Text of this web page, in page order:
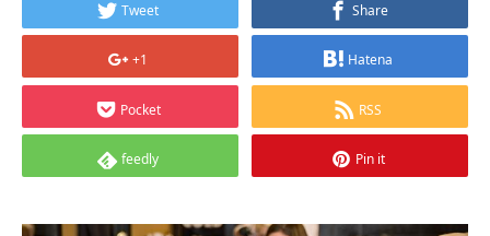
Tweet Share
+1 Hatena
Pocket RSS
feedly Pin it